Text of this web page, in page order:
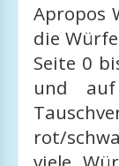
Apropos
die
Seite 0
und
rot/